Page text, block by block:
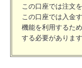
この口座では注文
この口座では入金
機能を利用するた
する必要があります